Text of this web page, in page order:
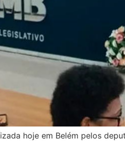
hoje em Belém pelos